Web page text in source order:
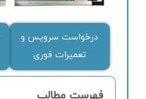
درخواست سرویس و
تعمیرات فوری
فهرست مطالب